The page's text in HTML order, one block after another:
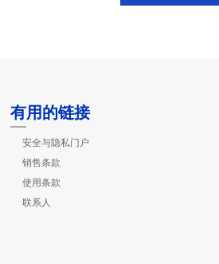
有用的链接
安全与隐私门户
销售条款
使用条款
联系人